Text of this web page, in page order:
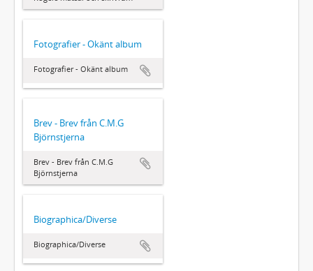
Fotografier - Okänt album
Fotografier - Okänt album
Brev - Brev från C.M.G
Björnstjerna
Brev - Brev från C.M.G
Björnstjerna
Biographica/Diverse
Biographica/Diverse